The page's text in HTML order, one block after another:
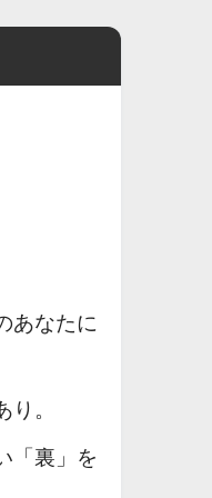
あなたに
。
「裏」を